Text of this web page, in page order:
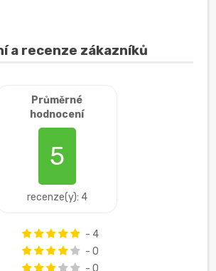
a recenze zákazníků
Průměrné
hodnocení
5
recenze(y): 4
- 4
- 0
- 0